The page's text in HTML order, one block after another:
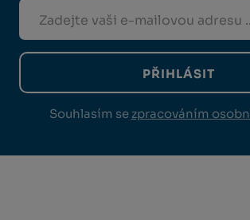
PŘIHLÁSIT
Souhlasím se zpracováním